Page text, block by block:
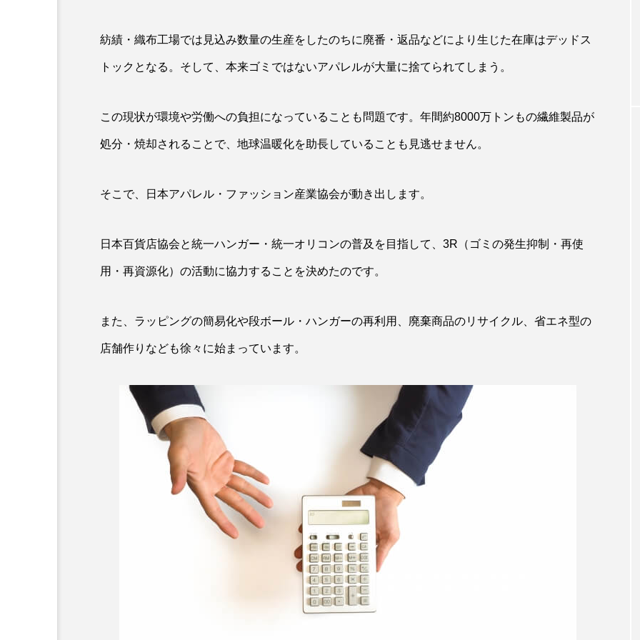
紡績・織布工場では見込み数量の生産をしたのちに廃番・返品などにより生じた在庫はデッドス
トックとなる。そして、本来ゴミではないアパレルが大量に捨てられてしまう。
この現状が環境や労働への負担になっていることも問題です。年間約8000万トンもの繊維製品が
処分・焼却されることで、地球温暖化を助長していることも見逃せません。
そこで、日本アパレル・ファッション産業協会が動き出します。
日本百貨店協会と統一ハンガー・統一オリコンの普及を目指して、3R（ゴミの発生抑制・再使
用・再資源化）の活動に協力することを決めたのです。
また、ラッピングの簡易化や段ボール・ハンガーの再利用、廃棄商品のリサイクル、省エネ型の
店舗作りなども徐々に始まっています。